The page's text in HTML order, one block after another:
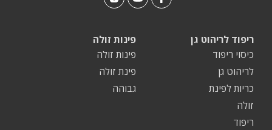
פינות זולה
פינות זולה
פינת זולה
גבוהה
ריפוד לריהוט גן
כיסוי ריפוד
לריהוט גן
כריות לפינת
זולה
ריפוד